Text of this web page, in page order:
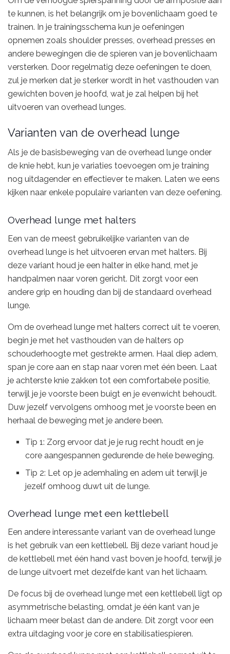
te kunnen, is het belangrijk om je bovenlichaam goed te
trainen. In je trainingsschema kun je oefeningen
opnemen zoals shoulder presses, overhead presses en
andere bewegingen die de spieren van je bovenlichaam
versterken. Door regelmatig deze oefeningen te doen,
zul je merken dat je sterker wordt in het vasthouden van
gewichten boven je hoofd, wat je zal helpen bij het
uitvoeren van overhead lunges.
Varianten van de overhead lunge
Als je de basisbeweging van de overhead lunge onder
de knie hebt, kun je variaties toevoegen om je training
nog uitdagender en effectiever te maken. Laten we eens
kijken naar enkele populaire varianten van deze oefening.
Overhead lunge met halters
Een van de meest gebruikelijke varianten van de
overhead lunge is het uitvoeren ervan met halters. Bij
deze variant houd je een halter in elke hand, met je
handpalmen naar voren gericht. Dit zorgt voor een
andere grip en houding dan bij de standaard overhead
lunge.
Om de overhead lunge met halters correct uit te voeren,
begin je met het vasthouden van de halters op
schouderhoogte met gestrekte armen. Haal diep adem,
span je core aan en stap naar voren met één been. Laat
je achterste knie zakken tot een comfortabele positie,
terwijl je je voorste been buigt en je evenwicht behoudt.
Duw jezelf vervolgens omhoog met je voorste been en
herhaal de beweging met je andere been.
Tip 1: Zorg ervoor dat je je rug recht houdt en je
core aangespannen gedurende de hele beweging.
Tip 2: Let op je ademhaling en adem uit terwijl je
jezelf omhoog duwt uit de lunge.
Overhead lunge met een kettlebell
Een andere interessante variant van de overhead lunge
is het gebruik van een kettlebell. Bij deze variant houd je
de kettlebell met één hand vast boven je hoofd, terwijl je
de lunge uitvoert met dezelfde kant van het lichaam.
De focus bij de overhead lunge met een kettlebell ligt op
asymmetrische belasting, omdat je één kant van je
lichaam meer belast dan de andere. Dit zorgt voor een
extra uitdaging voor je core en stabilisatiespieren.